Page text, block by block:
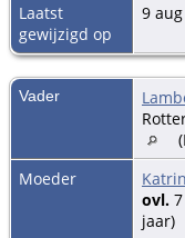
Laatst
gewijzigd op
9
Vader
Moeder
ovl.
jaar)